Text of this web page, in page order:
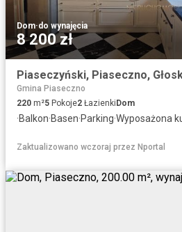
Dom·do wynajęcia
8 200 zł
Piaseczyński, Piaseczno,
Gmina Piaseczno
220 m²5 Pokoje2 Łazienki Dom
·Balkon·Basen·Parking·Wyposażona
Zaktualizowano wczoraj przez Nportal